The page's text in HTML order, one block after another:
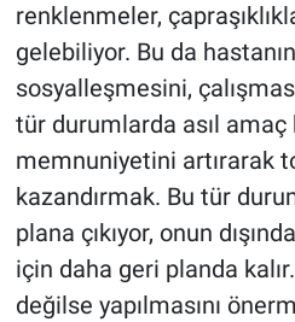
renklenmeler,
gelebiliyor. Bu da
sosyalleşmesini,
tür durumlarda asıl amaç
memnuniyetini artırarak
kazandırmak. Bu tür
plana çıkıyor, onun
için daha geri planda
değilse yapılmasını